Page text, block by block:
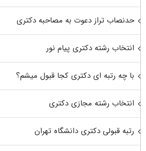
حدنصاب تراز دعوت به مصاحبه دکتری
انتخاب رشته دکتری پیام نور
با چه رتبه ای دکتری کجا قبول میشم؟
انتخاب رشته مجازی دکتری
رتبه قبولی دکتری دانشگاه تهران